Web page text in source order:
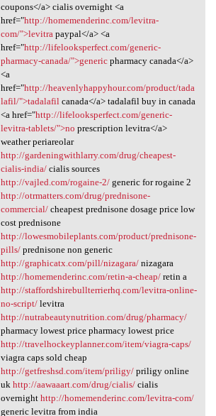
coupons</a> cialis overnight <a
href="http://homemenderinc.com/levitra-
com/">levitrapaypal</a> <a
href="http://lifelooksperfect.com/generic-
pharmacy-canada/">genericpharmacy canada</a>
<a
href="http://heavenlyhappyhour.com/product/tada
lafil/">tadalafilcanada</a> tadalafil buy in canada
<a href="http://lifelooksperfect.com/generic-
levitra-tablets/">no prescription levitra</a>
weather periareolar
http://gardeningwithlarry.com/drug/cheapest-
cialis-india/cialis sources
http://vajled.com/rogaine-2/generic for rogaine 2
http://otrmatters.com/drug/prednisone-
commercial/cheapest prednisone dosage price low
cost prednisone
http://lowesmobileplants.com/product/prednisone-
pills/prednisone non generic
http://graphicatx.com/pill/nizagara/nizagara
http://homemenderinc.com/retin-a-cheap/retin a
http://staffordshirebullterrierhq.com/levitra-online-
no-script/levitra
http://nutrabeautynutrition.com/drug/pharmacy/
pharmacy lowest price pharmacy lowest price
http://travelhockeyplanner.com/item/viagra-caps/
viagra caps sold cheap
http://getfreshsd.com/item/priligy/priligy online
uk http://aawaaart.com/drug/cialis/cialis
overnight http://homemenderinc.com/levitra-com/
generic levitra from india